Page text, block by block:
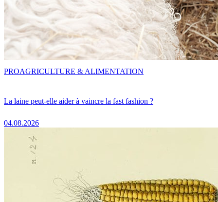
La laine peut-elle aider à vaincre la fast fashion ?
04.08.2026
PROAGRICULTURE & ALIMENTATION